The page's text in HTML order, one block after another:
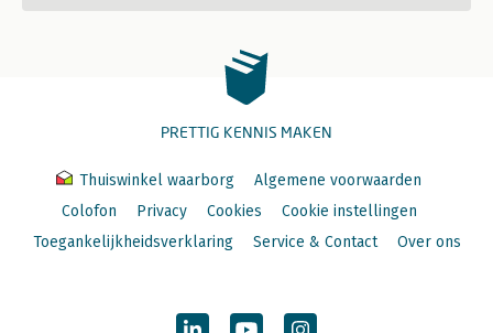
PRETTIG KENNIS MAKEN
Thuiswinkel waarborg
Algemene voorwaarden
Colofon
Privacy Cookies
Cookie instellingen
Toegankelijkheidsverklaring
Service & Contact Over ons